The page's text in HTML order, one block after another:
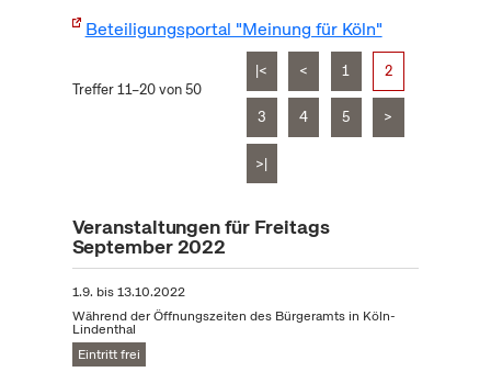
Beteiligungsportal "Meinung für Köln"
Treffer 11–20 von 50
|< < 1 2
3 4 5 >
>|
Veranstaltungen für Freitags
September 2022
1.9. bis13.10.2022
Während der Öffnungszeiten des Bürgeramts in Köln-
Lindenthal
Eintritt frei